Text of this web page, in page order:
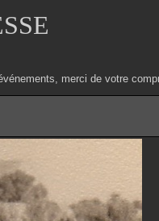
merci de votre